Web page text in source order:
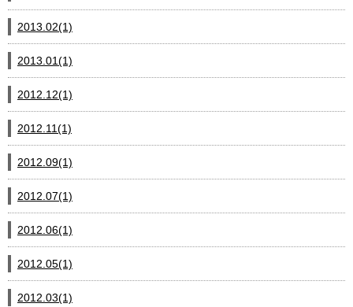
2013.02(1)
2013.01(1)
2012.12(1)
2012.11(1)
2012.09(1)
2012.07(1)
2012.06(1)
2012.05(1)
2012.03(1)